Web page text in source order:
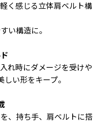
く感じる立体肩ベルト構
い構造に。
れ時にダメージを受けや
い形をキープ。
、持ち手、肩ベルトに搭